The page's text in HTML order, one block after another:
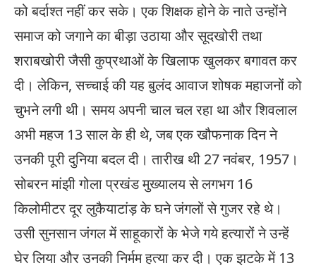
को बर्दाश्त नहीं कर सके। एक शिक्षक होने के नाते उन्होंने
समाज को जगाने का बीड़ा उठाया और सूदखोरी तथा
शराबखोरी जैसी कुप्रथाओं के खिलाफ खुलकर बगावत कर
दी। लेकिन, सच्चाई की यह बुलंद आवाज शोषक महाजनों को
चुभने लगी थी। समय अपनी चाल चल रहा था और शिवलाल
अभी महज 13 साल के ही थे, जब एक खौफनाक दिन ने
उनकी पूरी दुनिया बदल दी। तारीख थी 27 नवंबर, 1957।
सोबरन मांझी गोला प्रखंड मुख्यालय से लगभग 16
किलोमीटर दूर लुकैयाटांड़ के घने जंगलों से गुजर रहे थे।
उसी सुनसान जंगल में साहूकारों के भेजे गये हत्यारों ने उन्हें
घेर लिया और उनकी निर्मम हत्या कर दी। एक झटके में 13